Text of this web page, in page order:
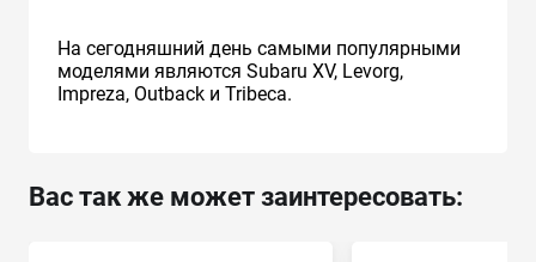
На сегодняшний день самыми популярными
моделями являются Subaru XV, Levorg,
Impreza, Outback и Tribeca.
Вас так же может заинтересовать: